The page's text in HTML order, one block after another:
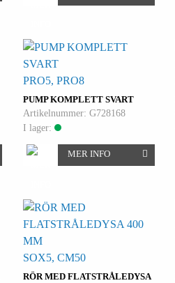
PUMP KOMPLETT SVART
PRO5, PRO8
Artikelnummer: G728168
I lager:
MER INFO
RÖR MED FLATSTRÅLEDYSA
SOX5, CM50